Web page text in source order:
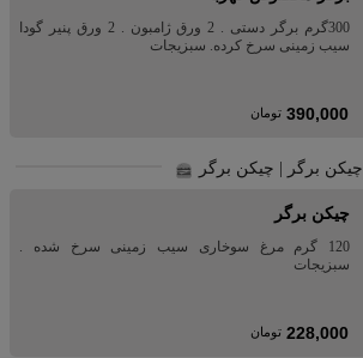
300گرم برگر دستی . 2 ورق ژامبون . 2 ورق پنیر گودا
سیب زمینی سرخ کرده. سبزیجات
390,000 تومان
چیکن برگر | چیکن برگر
چیکن برگر
120 گرم مرغ سوخاری سیب زمینی سرخ شده .
سبزیجات
228,000 تومان